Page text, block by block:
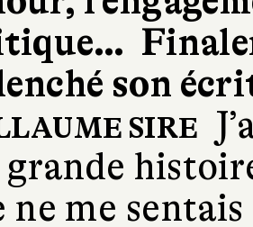
son
SIRE
ne me sentais